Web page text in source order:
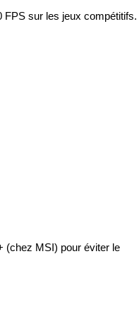
FPS sur les jeux compétitifs.
(chez MSI) pour éviter le